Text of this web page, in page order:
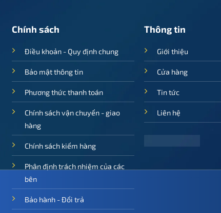
Chính sách
Điều khoản - Quy định chung
Bảo mật thông tin
Phương thức thanh toán
Chính sách vận chuyển - giao
hàng
Chính sách kiểm hàng
Phân định trách nhiệm của các
bên
Bảo hành - Đổi trả
Thông tin
Giới thiệu
Cửa hàng
Tin tức
Liên hệ